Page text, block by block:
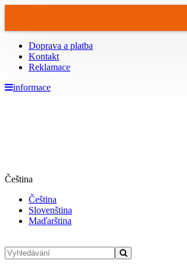
Doprava a platba
Kontakt
Reklamace
informace
Čeština
Čeština
Slovenština
Maďarština